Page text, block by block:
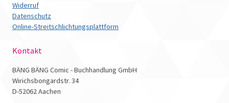
Widerruf
Datenschutz
Online-Streitschlichtungsplattform
Kontakt
BÄNG BÄNG Comic - Buchhandlung GmbH
Wirichsbongardstr. 34
D-52062 Aachen